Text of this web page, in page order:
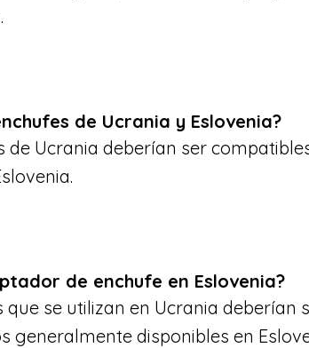
de Ucrania y Eslovenia?
de Ucrania deberían ser
de enchufe en Eslovenia?
que se utilizan en Ucrania deberían
generalmente disponibles en